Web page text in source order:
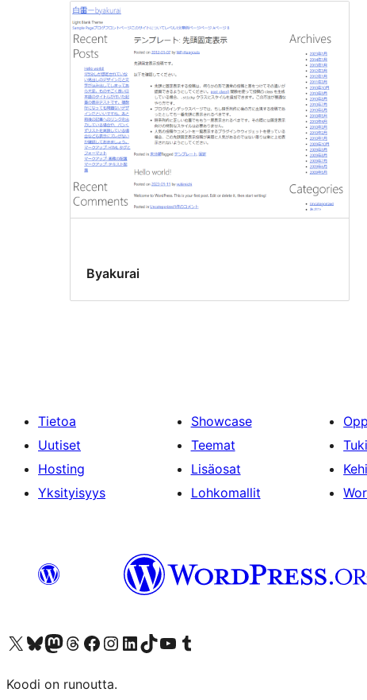
Byakurai
Tietoa
Uutiset
Hosting
Yksityisyys
Showcase
Teemat
Lisäosat
Lohkomallit
Tuki
Visit our X (formerly Twitter) account
Visit our Bluesky account
Visit our Mastodon account
Visit our Threads account
Visit our Facebook page
Visit our Instagram account
Visit our LinkedIn account
Visit our TikTok account
Näytä YouTube-kanava
Visit our Tumblr account
Koodi on runoutta.